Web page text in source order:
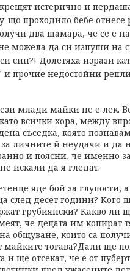
истерично и
що проходило бебе
два шамара, че се е
можела да си изпуши на
син?! Долетяха изрази
прочие недостойни
млади майки не е лек.
всички хора, между
съседка, която
личните й неудачи и да
и поясни, че именно
искали да я гледат.
яде бой за глупости, а
след десет години? Кого
грубиянски? Какво ли
че децата им копират
общуване, които са
майките тогава?Дали ще
ще отсекат, че е от